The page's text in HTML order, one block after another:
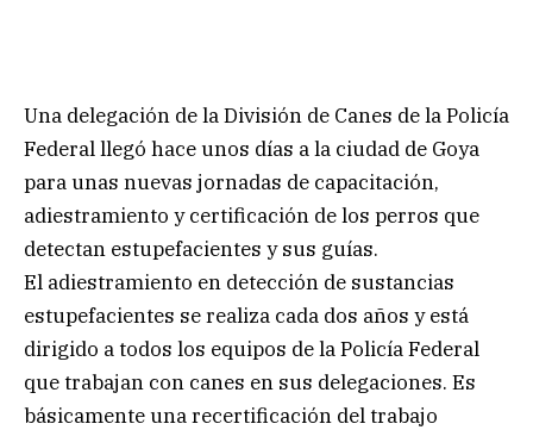
Una delegación de la División de Canes de la Policía
Federal llegó hace unos días a la ciudad de Goya
para unas nuevas jornadas de capacitación,
adiestramiento y certificación de los perros que
detectan estupefacientes y sus guías.
El adiestramiento en detección de sustancias
estupefacientes se realiza cada dos años y está
dirigido a todos los equipos de la Policía Federal
que trabajan con canes en sus delegaciones. Es
básicamente una recertificación del trabajo